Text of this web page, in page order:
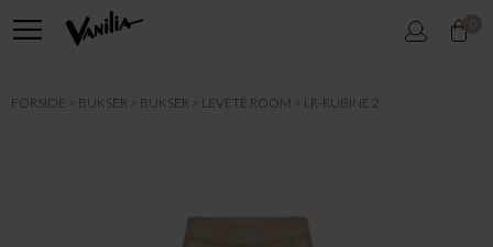
0
FORSIDE BUKSER BUKSER LEVETÉ ROOM LR-RUBINE 2